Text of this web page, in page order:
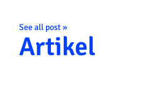
See all post »
Artikel